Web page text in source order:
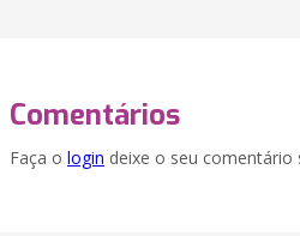
Comentários
Faça o login deixe o seu comentário